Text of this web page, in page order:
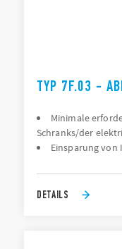
TYP 7F.03 -
Minimale
Schranks/der
Einsparung
DETAILS